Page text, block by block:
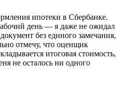
ипотеки в Сбербанке.
день — я даже не ожидал
без единого замечания,
отмечу, что оценщик
итоговая стоимость,
не осталось ни одного